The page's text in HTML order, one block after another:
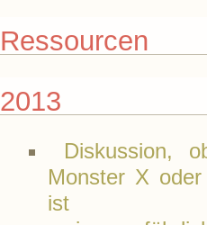
Ressourcen
2013
Diskussion,
Monster X
ist